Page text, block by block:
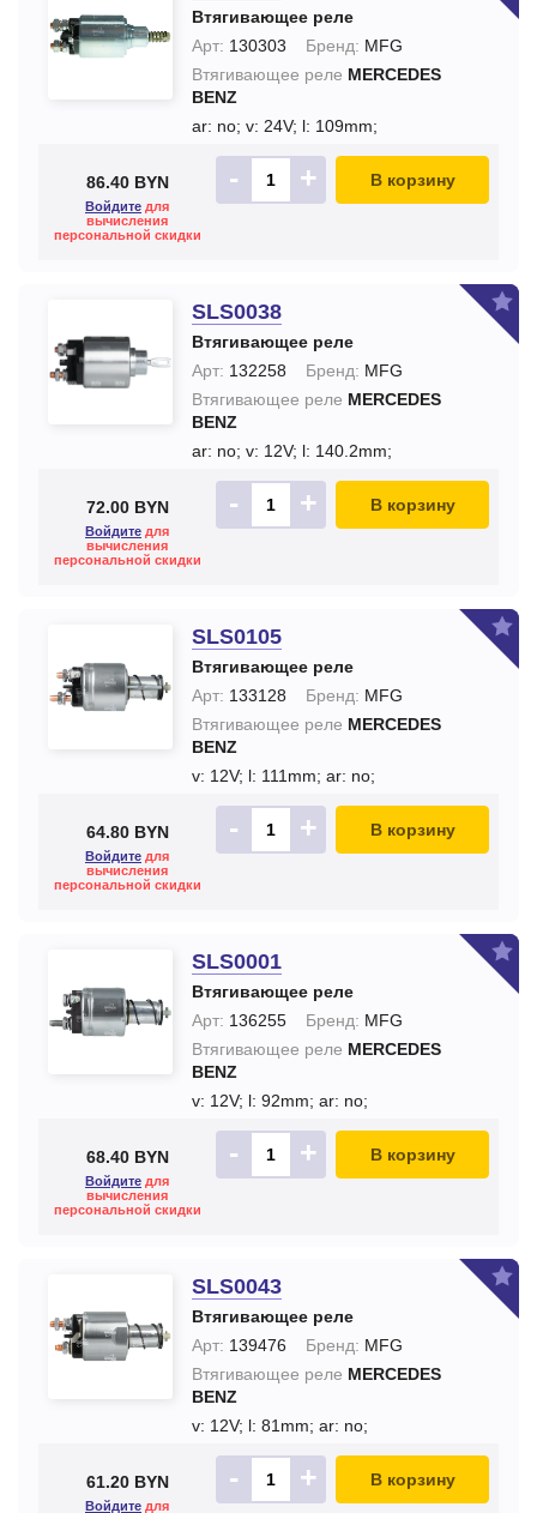
Втягивающее реле
Арт: 130303 Бренд: MFG
Втягивающее реле MERCEDES
BENZ
ar: no; v: 24V; l: 109mm;
86.40 BYN
Войдите для
вычисления
персональной скидки
- + В корзину
SLS0038
Втягивающее реле
Арт: 132258 Бренд: MFG
Втягивающее реле MERCEDES
BENZ
ar: no; v: 12V; l: 140.2mm;
72.00 BYN
Войдите для
вычисления
персональной скидки
- + В корзину
SLS0105
Втягивающее реле
Арт: 133128 Бренд: MFG
Втягивающее реле MERCEDES
BENZ
v: 12V; l: 111mm; ar: no;
64.80 BYN
Войдите для
вычисления
персональной скидки
- + В корзину
SLS0001
Втягивающее реле
Арт: 136255 Бренд: MFG
Втягивающее реле MERCEDES
BENZ
v: 12V; l: 92mm; ar: no;
68.40 BYN
Войдите для
вычисления
персональной скидки
- + В корзину
SLS0043
Втягивающее реле
Арт: 139476 Бренд: MFG
Втягивающее реле MERCEDES
BENZ
v: 12V; l: 81mm; ar: no;
61.20 BYN
Войдите для
- + В корзину